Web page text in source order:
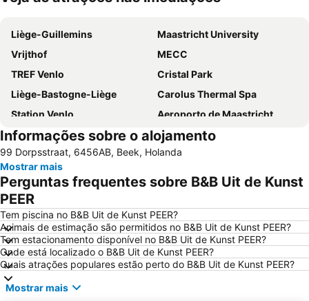
Ampliar mapa
Liège-Guillemins
Maastricht University
Vrijthof
MECC
TREF Venlo
Cristal Park
Liège-Bastogne-Liège
Carolus Thermal Spa
Station Venlo
Aeroporto de Maastricht
Nationaal Park Hoge Kempen
Estação Ferroviária de Maastricht
One and Only
City Centre
Marché de Noël d'Aix-la-Chapelle
Aachen Central Railway Station
Salon Vert Bleu Soleil
Nederlands Mijnmuseum
Eurogress Aachen
Karibik
Merzbrück Airport
Station Roermond
Rothe Erde
Karting Genk
Mandarin
Gladbach
Informações sobre o alojamento
99 Dorpsstraat, 6456AB, Beek, Holanda
Mostrar mais
Perguntas frequentes sobre B&B Uit de Kunst
PEER
Tem piscina no B&B Uit de Kunst PEER?
Animais de estimação são permitidos no B&B Uit de Kunst PEER?
Tem estacionamento disponível no B&B Uit de Kunst PEER?
Onde está localizado o B&B Uit de Kunst PEER?
Quais atrações populares estão perto do B&B Uit de Kunst PEER?
Mostrar mais